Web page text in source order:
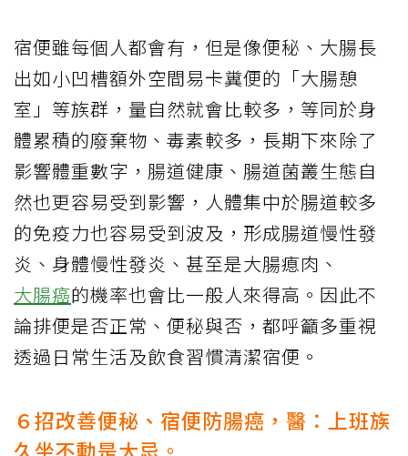
宿便雖每個人都會有，但是像便秘、大腸長
出如小凹槽額外空間易卡糞便的「大腸憩
室」等族群，量自然就會比較多，等同於身
體累積的廢棄物、毒素較多，長期下來除了
影響體重數字，腸道健康、腸道菌叢生態自
然也更容易受到影響，人體集中於腸道較多
的免疫力也容易受到波及，形成腸道慢性發
炎、身體慢性發炎、甚至是大腸瘜肉、
大腸癌的機率也會比一般人來得高。因此不
論排便是否正常、便秘與否，都呼籲多重視
透過日常生活及飲食習慣清潔宿便。
６招改善便秘、宿便防腸癌，醫：上班族
久坐不動是大忌。